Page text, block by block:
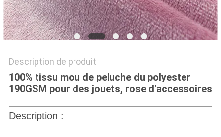
PRIVACY
POLICY
Description de produit
100% tissu mou de peluche du polyester
190GSM pour des jouets, rose d'accessoires
Description :